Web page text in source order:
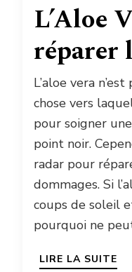
L’Aloe
réparer
L’aloe vera
chose vers
pour soigner
point noir.
radar pour
dommages. Si
coups de soleil
pourquoi ne
LIRE LA SUITE